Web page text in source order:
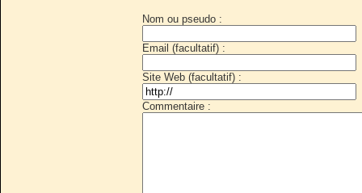
Nom ou pseudo :
Email (facultatif) :
Site Web (facultatif) :
Commentaire :